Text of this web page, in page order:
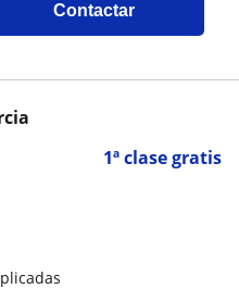
Contactar
1ª clase gratis